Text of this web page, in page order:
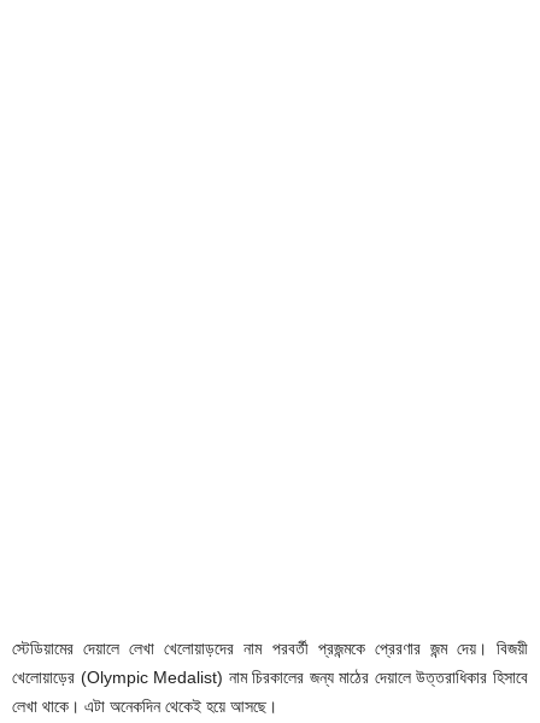
স্টেডিয়ামের দেয়ালে লেখা খেলোয়াড়দের নাম পরবর্তী প্রজন্মকে প্রেরণার জন্ম দেয়। বিজয়ী
খেলোয়াড়ের (Olympic Medalist) নাম চিরকালের জন্য মাঠের দেয়ালে উত্তরাধিকার হিসাবে
লেখা থাকে। এটা অনেকদিন থেকেই হয়ে আসছে।